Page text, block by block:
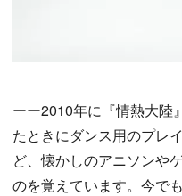
ーー2010年に『情熱大陸
たときにダンス用のプレ
ど、懐かしのアニソンや
のを覚えています。今で